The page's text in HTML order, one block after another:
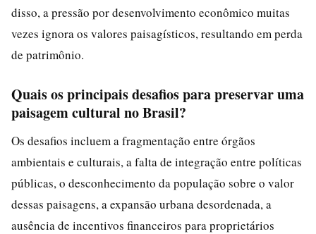
disso, a pressão por desenvolvimento econômico muitas
vezes ignora os valores paisagísticos, resultando em perda
de patrimônio.
Quais os principais desafios para preservar uma
paisagem cultural no Brasil?
Os desafios incluem a fragmentação entre órgãos
ambientais e culturais, a falta de integração entre políticas
públicas, o desconhecimento da população sobre o valor
dessas paisagens, a expansão urbana desordenada, a
ausência de incentivos financeiros para proprietários